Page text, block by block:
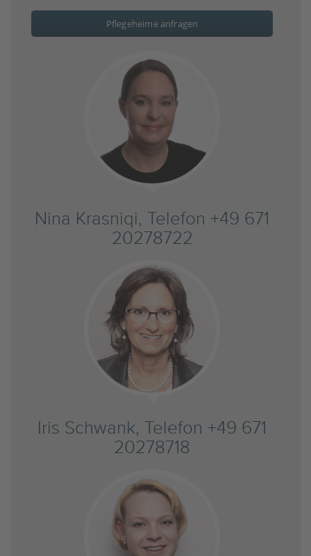
Pflegeheime anfragen
Nina Krasniqi, Telefon +49 671
20278722
Iris Schwank, Telefon +49 671
20278718